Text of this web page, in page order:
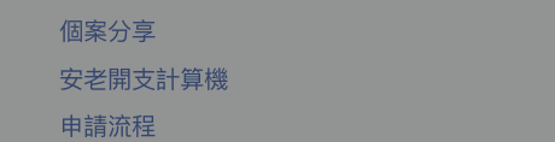
個案分享
安老開支計算機
申請流程